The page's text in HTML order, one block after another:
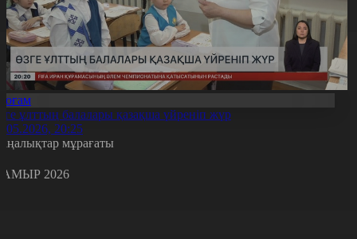
ұлттың балалары қазақша үйреніп жүр
20:25
мұрағаты
2026